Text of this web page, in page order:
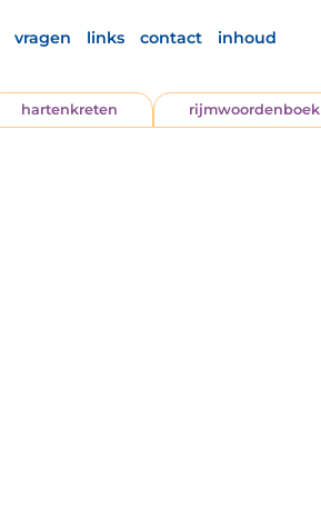
vragen links contact inhoud
hartenkreten rijmwoordenboek